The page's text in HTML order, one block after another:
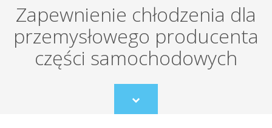
Zapewnienie chłodzenia dla
przemysłowego producenta
części samochodowych
Scroll
to